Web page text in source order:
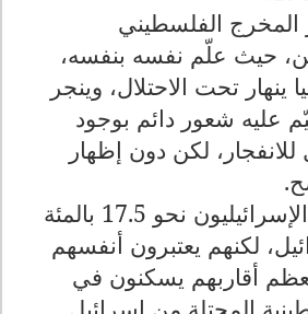
الفلسطيني
حيث علّم نفسه بنفسه،
ينهار تحت الاحتلال، وينجر
عليه شعور دائم بوجود
لكن دون إظهار
.
ويشكل العرب الإسرائيليون نحو 17.5 بالمئة
لكنهم يعتبرون أنفسهم
أقاربهم يسكنون في